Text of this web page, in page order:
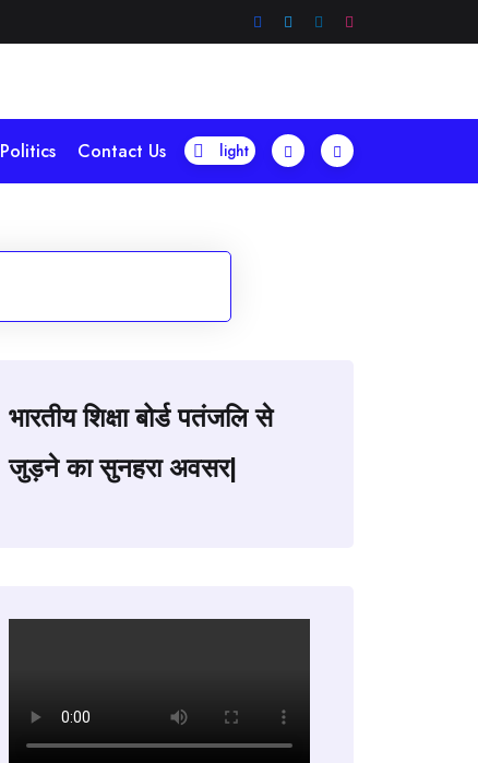
Politics Contact Us
भारतीय शिक्षा बोर्ड पतंजलि से
जुड़ने का सुनहरा अवसर|